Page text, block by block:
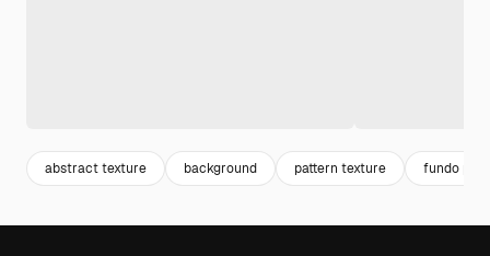
abstract texture background pattern texture fundo